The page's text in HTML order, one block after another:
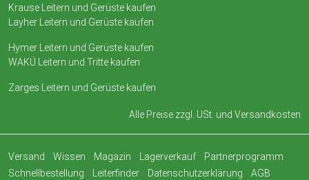
Krause Leitern und Gerüste kaufen
Layher Leitern und Gerüste kaufen
Hymer Leitern und Gerüste kaufen
WAKÜ Leitern und Tritte kaufen
Zarges Leitern und Gerüste kaufen
Alle Preise zzgl. USt. und Versandkosten
Versand Wissen Magazin Lagerverkauf
Partnerprogramm
Schnellbestellung
Leiterfinder Datenschutzerklärung
AGB